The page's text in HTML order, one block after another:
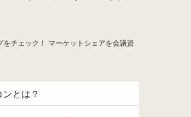
チェック！ マーケットシェアを会議資
とは？